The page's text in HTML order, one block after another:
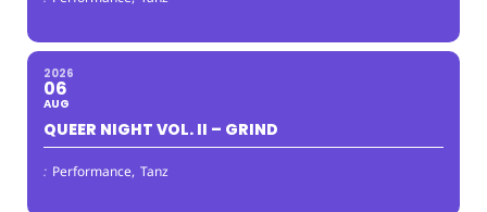
2026
06
AUG
QUEER NIGHT VOL. II – GRIND
: Performance, Tanz